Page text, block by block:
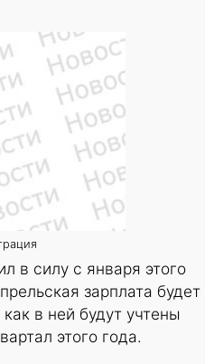
в силу с января этого
зарплата будет
в ней будут учтены
этого года.